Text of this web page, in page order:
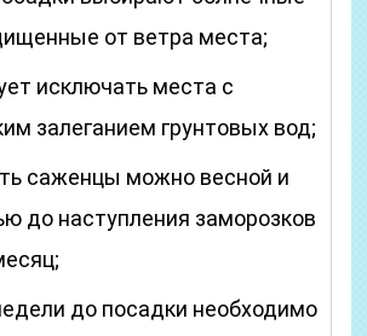
от ветра места;
исключать места с
залеганием грунтовых вод;
саженцы можно весной и
до наступления заморозков
до посадки необходимо